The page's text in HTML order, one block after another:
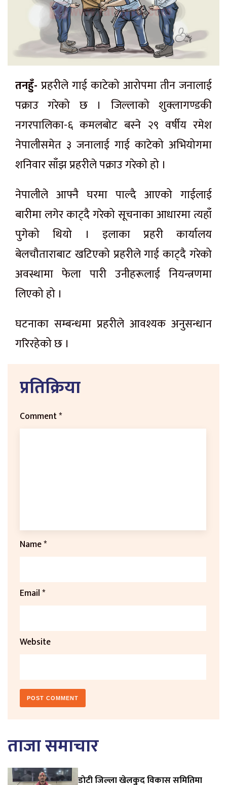
तनहुँ- प्रहरीले गाई काटेको आरोपमा तीन जनालाई
पक्राउ गरेको छ । जिल्लाको शुक्लागण्डकी
नगरपालिका-६ कमलबोट बस्ने २९ वर्षीय रमेश
नेपालीसमेत ३ जनालाई गाई काटेको अभियोगमा
शनिवार साँझ प्रहरीले पक्राउ गरेको हो ।
नेपालीले आफ्नै घरमा पाल्दै आएको गाईलाई
बारीमा लगेर काट्दै गरेको सूचनाका आधारमा त्यहाँ
पुगेको थियो । इलाका प्रहरी कार्यालय
बेलचौताराबाट खटिएको प्रहरीले गाई काट्दै गरेको
अवस्थामा फेला पारी उनीहरूलाई नियन्त्रणमा
लिएको हो ।
घटनाका सम्बन्धमा प्रहरीले आवश्यक अनुसन्धान
गरिरहेको छ ।
प्रतिक्रिया
Comment*
Name*
Email*
Website
ताजा समाचार
डाेटी जिल्ला खेलकुद विकास समितिमा